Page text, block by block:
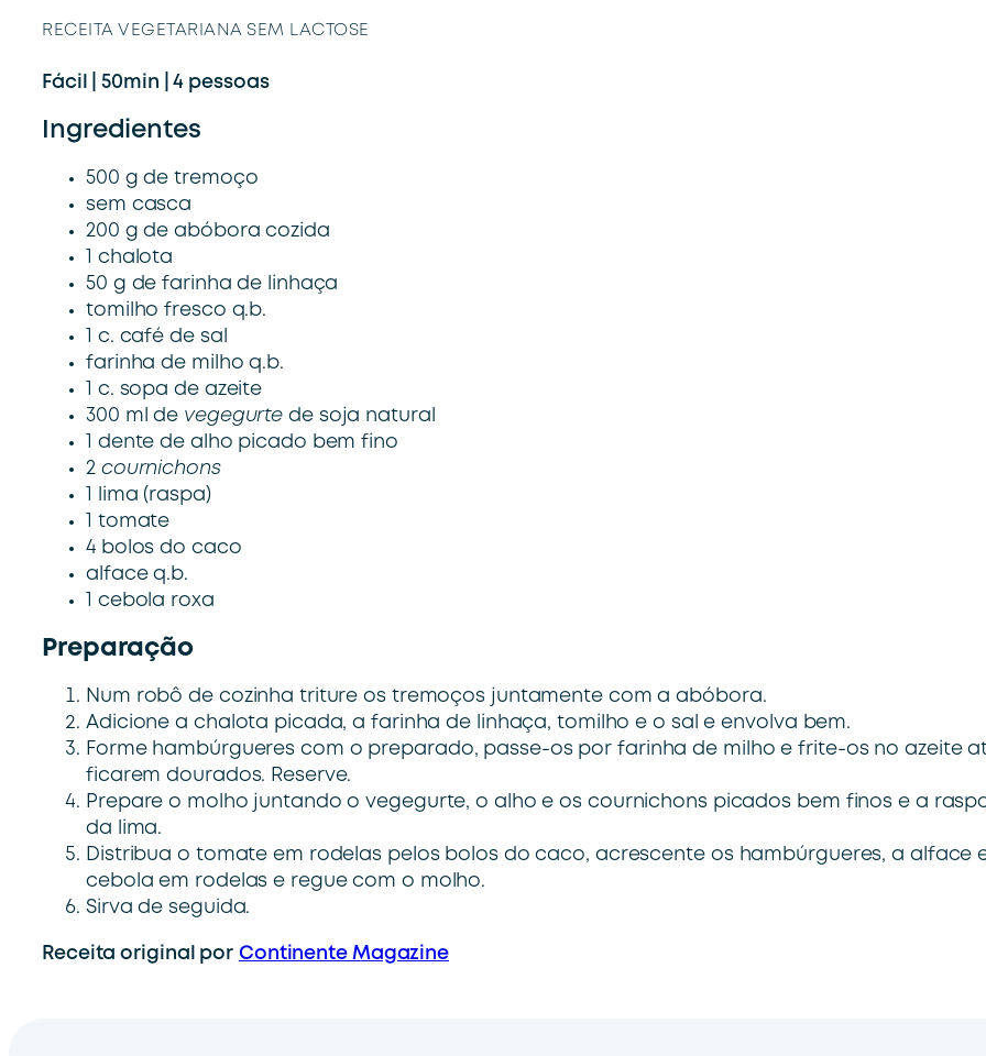
RECEITA VEGETARIANA SEM LACTOSE
Fácil | 50min | 4 pessoas
Ingredientes
500 g de tremoço
sem casca
200 g de abóbora cozida
1 chalota
50 g de farinha de linhaça
tomilho fresco q.b.
1 c. café de sal
farinha de milho q.b.
1 c. sopa de azeite
300 ml de vegegurte de soja natural
1 dente de alho picado bem fino
2 cournichons
1 lima (raspa)
1 tomate
4 bolos do caco
alface q.b.
1 cebola roxa
Preparação
Num robô de cozinha triture os tremoços juntamente com a abóbora.
Adicione a chalota picada, a farinha de linhaça, tomilho e o sal e envolva bem.
Forme hambúrgueres com o preparado, passe-os por farinha de milho e frite-os no azeite
ficarem dourados. Reserve.
Prepare o molho juntando o vegegurte, o alho e os cournichons picados bem finos e a
da lima.
Distribua o tomate em rodelas pelos bolos do caco, acrescente os hambúrgueres, a alface
cebola em rodelas e regue com o molho.
Sirva de seguida.
Receita original por Continente Magazine